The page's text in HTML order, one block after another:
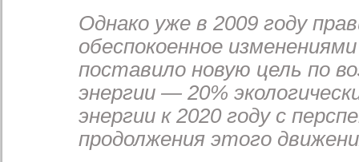
Однако уже в 2009 году
обеспокоенное
поставило новую цель по
энергии — 20%
энергии к 2020 году с
продолжения этого